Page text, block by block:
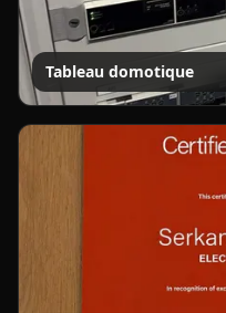
Tableau domotique